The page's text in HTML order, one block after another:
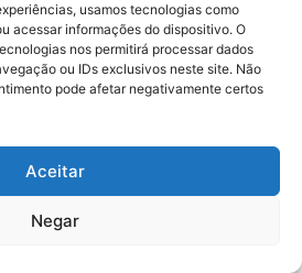
usamos tecnologias como
acessar informações do dispositivo. O
nos permitirá processar dados
ou IDs exclusivos neste site. Não
pode afetar negativamente certos
Aceitar
Negar
Pedagógica
Paiva acontecerá
feira (29)